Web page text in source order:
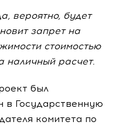
вероятно, будет
запрет на
стоимостью
наличный расчет.
был
в Государственную
комитета по